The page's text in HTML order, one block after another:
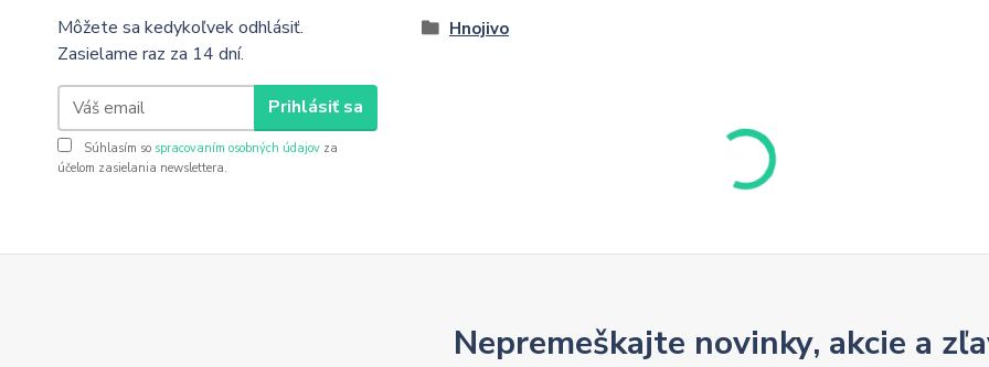
Môžete sa kedykoľvek odhlásiť.
Zasielame raz za 14 dní.
Prihlásiť sa
Súhlasím so spracovaním osobných údajov za
účelom zasielania newslettera.
Hnojivo
Nepremeškajte novinky, akcie a